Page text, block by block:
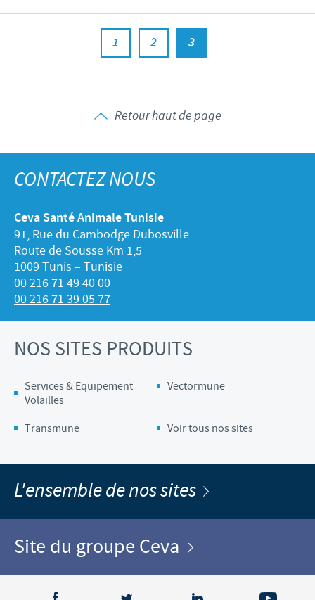
1 2 3
Retour haut de page
CONTACTEZ NOUS
Ceva Santé Animale Tunisie
91, Rue du Cambodge Dubosville
Route de Sousse Km 1,5
1009 Tunis – Tunisie
00 216 71 49 40 00
00 216 71 39 05 77
NOS SITES PRODUITS
Services & Equipement
Volailles
Vectormune
Transmune Voir tous nos sites
L'ensemble de nos sites
Site du groupe Ceva